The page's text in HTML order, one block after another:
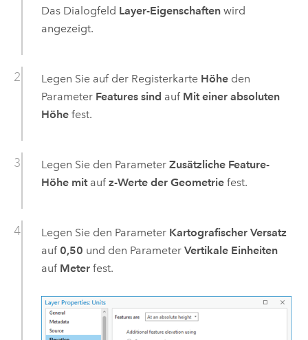
Das Dialogfeld Layer-Eigenschaftenwird
angezeigt.
Legen Sie auf der Registerkarte Höheden
Parameter Features sind auf Mit einer absoluten
Höhefest.
Legen Sie den Parameter Zusätzliche Feature-
Höhe mitauf z-Werte der Geometriefest.
Legen Sie den Parameter Kartografischer Versatz
auf 0,50 und den Parameter Vertikale Einheiten
auf Meterfest.